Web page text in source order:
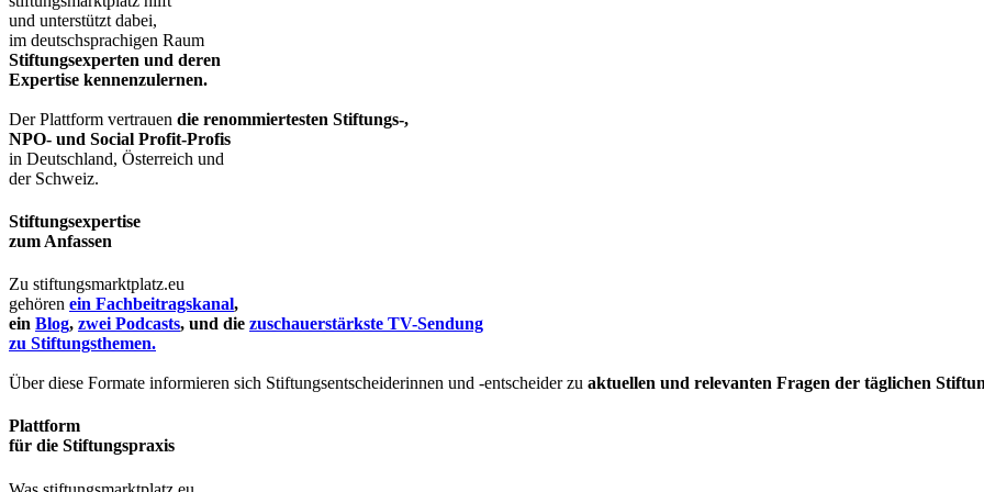
und unterstützt dabei,
im deutschsprachigen Raum
Stiftungsexperten und deren
Expertise kennenzulernen.
Der Plattform vertrauen die renommiertesten Stiftungs-,
NPO- und Social Profit-Profis
in Deutschland, Österreich und
der Schweiz.
Stiftungsexpertise
zum Anfassen
Zu stiftungsmarktplatz.eu
gehören ein Fachbeitragskanal,
ein Blog, zwei Podcasts, und die zuschauerstärkste TV-Sendung
zu Stiftungsthemen.
Über diese Formate informieren sich Stiftungsentscheiderinnen und -entscheider zu aktuellen und relevanten Fragen der täglichen
Plattform
für die Stiftungspraxis